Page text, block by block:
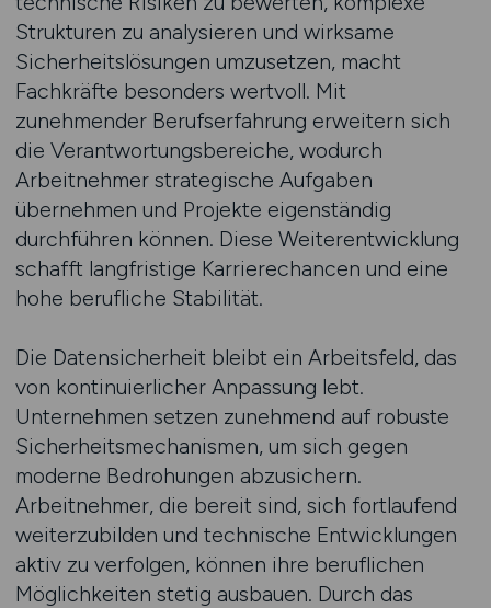
Strukturen zu analysieren und wirksame
Sicherheitslösungen umzusetzen, macht
Fachkräfte besonders wertvoll. Mit
zunehmender Berufserfahrung erweitern sich
die Verantwortungsbereiche, wodurch
Arbeitnehmer strategische Aufgaben
übernehmen und Projekte eigenständig
durchführen können. Diese Weiterentwicklung
schafft langfristige Karrierechancen und eine
hohe berufliche Stabilität.
Die Datensicherheit bleibt ein Arbeitsfeld, das
von kontinuierlicher Anpassung lebt.
Unternehmen setzen zunehmend auf robuste
Sicherheitsmechanismen, um sich gegen
moderne Bedrohungen abzusichern.
Arbeitnehmer, die bereit sind, sich fortlaufend
weiterzubilden und technische Entwicklungen
aktiv zu verfolgen, können ihre beruflichen
Möglichkeiten stetig ausbauen. Durch das